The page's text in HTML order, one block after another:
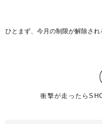
ひとまず、今月の制限が解除され